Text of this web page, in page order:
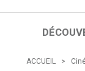
ACCUEIL >